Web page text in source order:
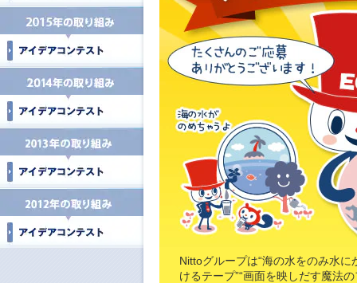
Nittoグループは“海の水をのみ水
けるテープ”“画面を映しだす魔法